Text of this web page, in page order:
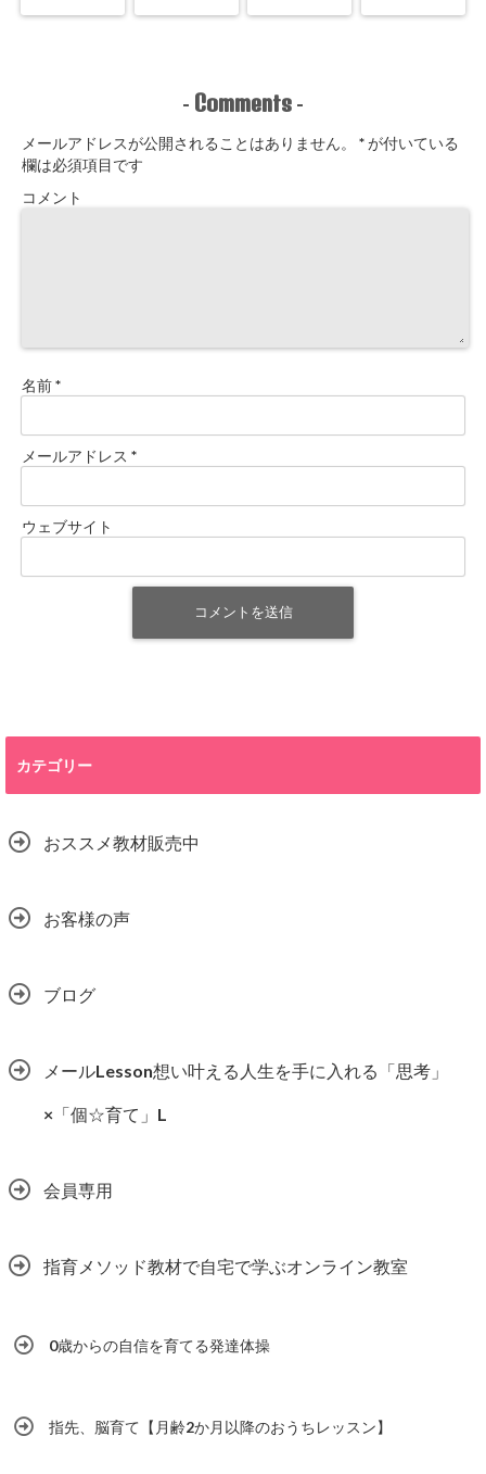
- Comments -
メールアドレスが公開されることはありません。 *が付いている
欄は必須項目です
コメント
名前*
メールアドレス *
ウェブサイト
カテゴリー
おススメ教材販売中
お客様の声
ブログ
メールLesson想い叶える人生を手に入れる「思考」
×「個☆育て」L
会員専用
指育メソッド教材で自宅で学ぶオンライン教室
0歳からの自信を育てる発達体操
指先、脳育て【月齢2か月以降のおうちレッスン】